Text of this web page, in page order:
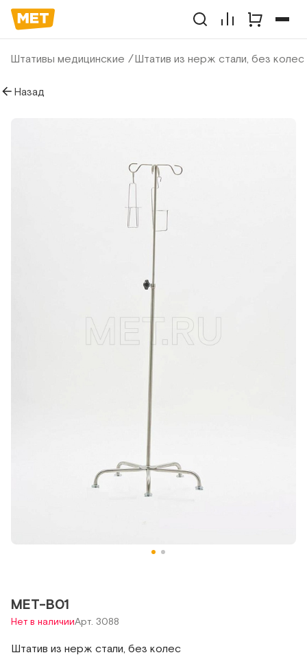
Штативы медицинские Штатив из нерж стали, без колес
Назад
МЕТ-B01
Нет в наличииАрт. 3088
Штатив из нерж стали, без колес